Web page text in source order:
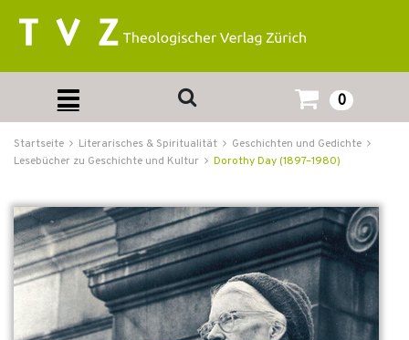
0
Startseite Literarisches & Spiritualität
Geschichten und Gedichte
Lesebücher zu Geschichte und Kultur
Dorothy Day (1897–1980)